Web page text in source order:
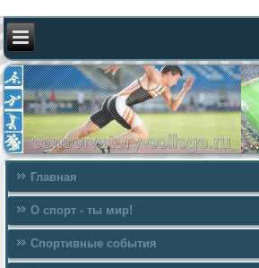
Главная
О спорт - ты мир!
Спортивные события